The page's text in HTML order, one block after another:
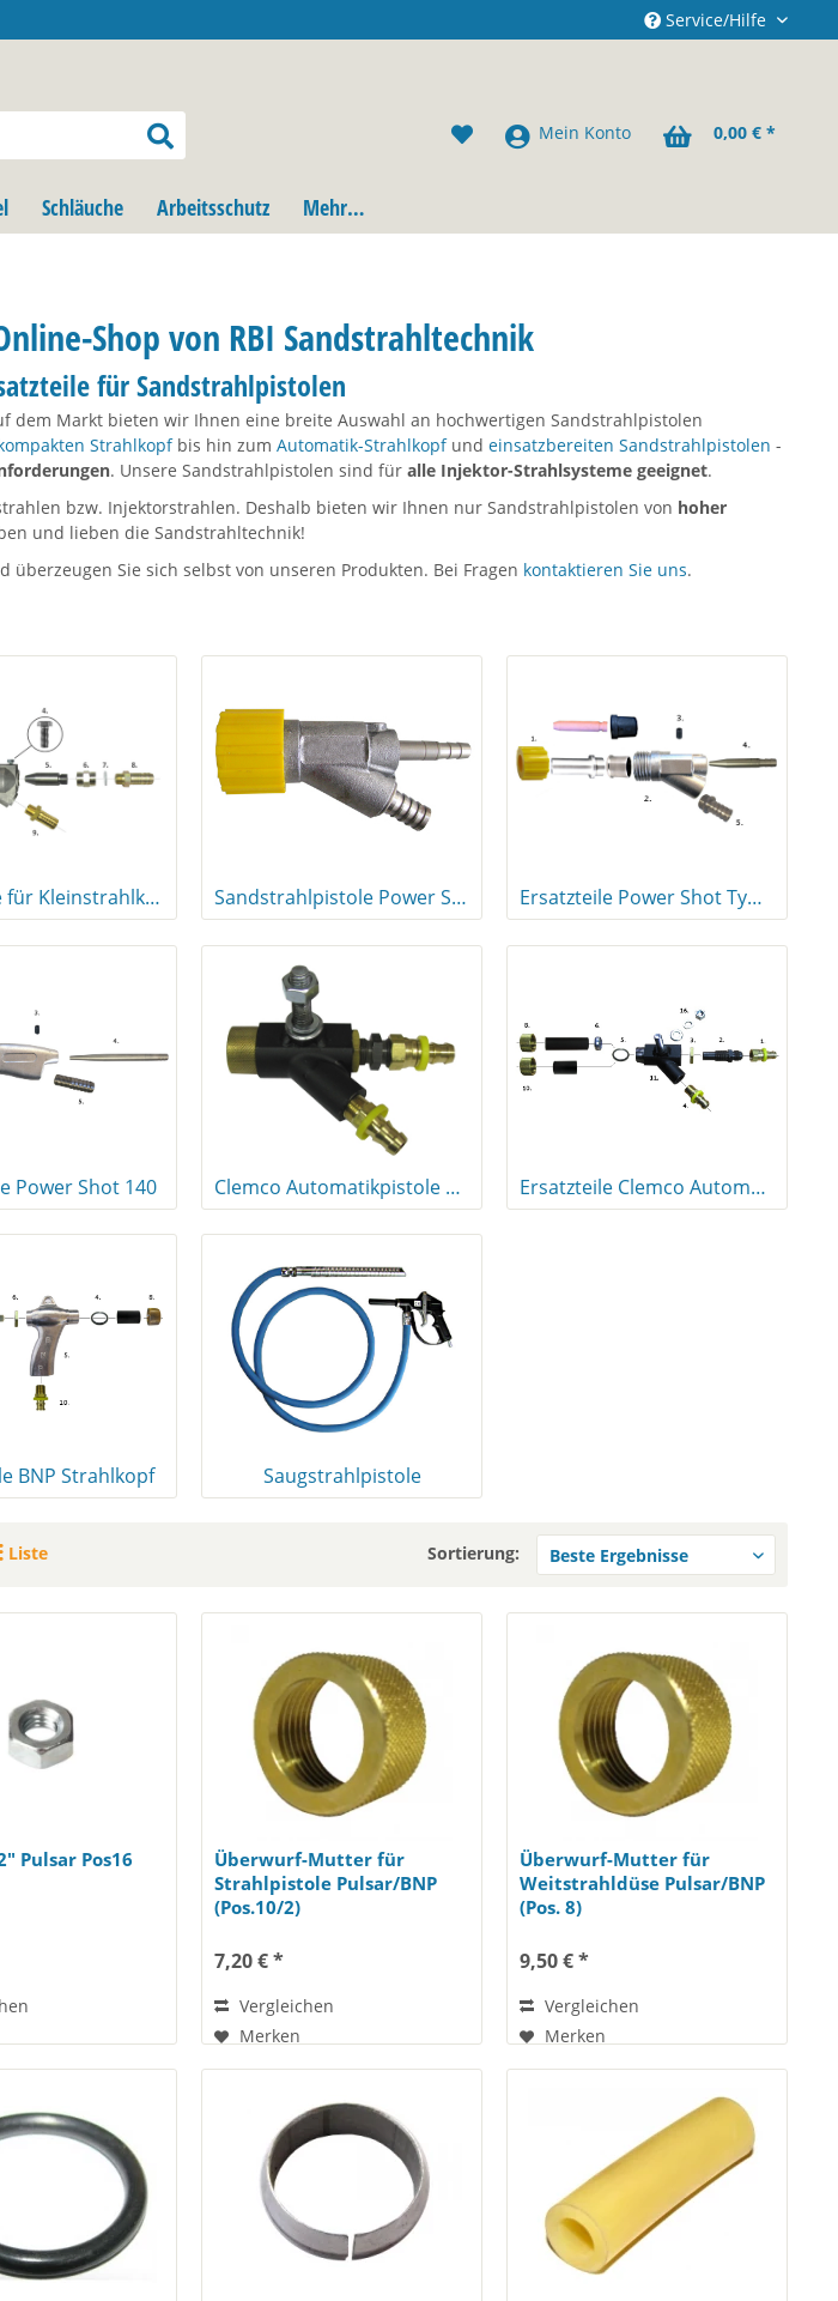
Service/Hilfe
Mein Konto 0,00 € *
Schläuche Arbeitsschutz Mehr…
Shop von RBI Sandstrahltechnik
für Sandstrahlpistolen
Markt bieten wir Ihnen eine breite Auswahl an hochwertigen Sandstrahlpistolen
Strahlkopfbis hin zum Automatik-Strahlkopfund einsatzbereiten Sandstrahlpistolen -
. Unsere Sandstrahlpistolen sind für alle Injektor-Strahlsysteme geeignet.
bzw. Injektorstrahlen. Deshalb bieten wir Ihnen nur Sandstrahlpistolen von hoher
und lieben die Sandstrahltechnik!
überzeugen Sie sich selbst von unseren Produkten. Bei Fragen kontaktieren Sie uns.
Ersatzteile für Kleinstrahlkopf Sandstrahlpistole Power Shot Typ 100 Ersatzteile Power Shot Typ 100
Power Shot 140 Clemco Automatikpistole Pulsar Ersatzteile Clemco Automatikpistole Pulsar
BNP Strahlkopf Saugstrahlpistole
Sortierung:
Liste
Pulsar Pos16
Überwurf-Mutter für
Strahlpistole Pulsar/BNP
(Pos.10/2)
7,20 € *
Vergleichen
Merken
Überwurf-Mutter für
Weitstrahldüse Pulsar/BNP
(Pos. 8)
9,50 € *
Vergleichen
Merken